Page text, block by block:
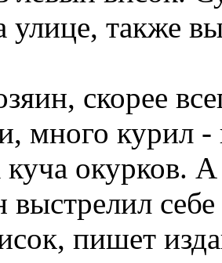
улице, также
скорее
много курил -
окурков. А
выстрелил
пишет